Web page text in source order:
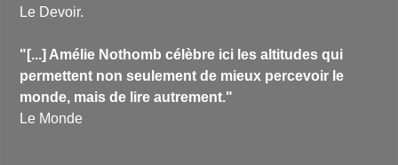
Le Devoir.
"[...] Amélie Nothomb célèbre ici les altitudes qui
permettent non seulement de mieux percevoir le
monde, mais de lire autrement."
Le Monde